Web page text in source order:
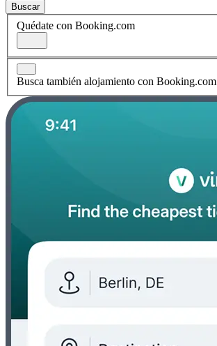
Buscar
Quédate con Booking.com
Busca también alojamiento con Booking.com